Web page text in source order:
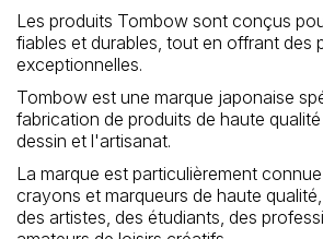
Loisirs Créatifs
Coffrets & cadeaux
Encadrement
mail Contact / Aide
Les produits Tombow sont conçus
fiables et durables, tout en offrant des
exceptionnelles.
Tombow est une marque japonaise
fabrication de produits de haute
dessin et l'artisanat.
La marque est particulièrement
crayons et marqueurs de haute
des artistes, des étudiants, des